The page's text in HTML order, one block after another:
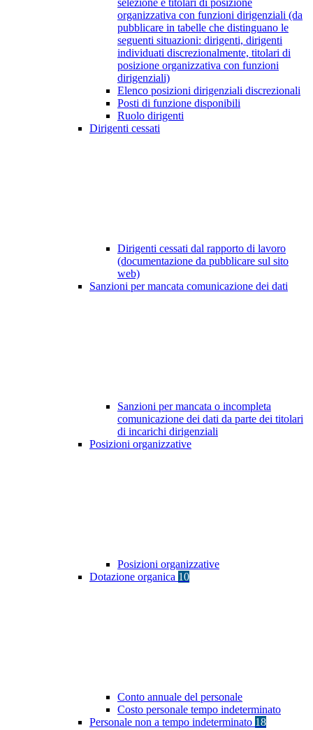
selezione e titolari di posizione
organizzativa con funzioni dirigenziali (da
pubblicare in tabelle che distinguano le
seguenti situazioni: dirigenti, dirigenti
individuati discrezionalmente, titolari di
posizione organizzativa con funzioni
dirigenziali)
Elenco posizioni dirigenziali discrezionali
Posti di funzione disponibili
Ruolo dirigenti
Dirigenti cessati
Dirigenti cessati dal rapporto di lavoro
(documentazione da pubblicare sul sito
web)
Sanzioni per mancata comunicazione dei dati
Sanzioni per mancata o incompleta
comunicazione dei dati da parte dei titolari
di incarichi dirigenziali
Posizioni organizzative
Posizioni organizzative
Dotazione organica 10
Conto annuale del personale
Costo personale tempo indeterminato
Personale non a tempo indeterminato 18